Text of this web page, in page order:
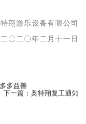
翔游乐设备有限公司
二〇二〇年二月十一日
多益善
下一篇：奥特翔复工通知